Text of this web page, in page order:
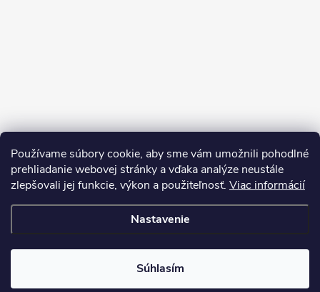
Používame súbory cookie, aby sme vám umožnili pohodlné
prehliadanie webovej stránky a vďaka analýze neustále
zlepšovali jej funkcie, výkon a použiteľnosť. Viac informácií
Nastavenie
Súhlasím
Sledovať na Instagrame